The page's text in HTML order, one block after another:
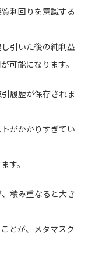
利回りを意識する
引いた後の純利益
可能になります。
履歴が保存されま
がかかりすぎてい
す。
積み重なると大き
とが、メタマスク